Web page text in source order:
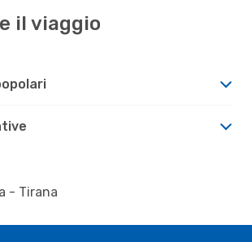
il viaggio
- Tirana